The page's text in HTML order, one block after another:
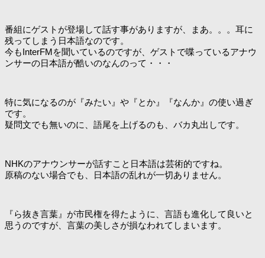
番組にゲストが登場して話す事がありますが、まあ。。。耳に
残ってしまう日本語なのです。
今もInterFMを聞いているのですが、ゲストで喋っているアナウ
ンサーの日本語が酷いのなんのって・・・
特に気になるのが『みたい』や『とか』『なんか』の使い過ぎ
です。
疑問文でも無いのに、語尾を上げるのも、バカ丸出しです。
NHKのアナウンサーが話すこと日本語は芸術的ですね。
原稿のない場合でも、日本語の乱れが一切ありません。
『ら抜き言葉』が市民権を得たように、言語も進化して良いと
思うのですが、言葉の美しさが損なわれてしまいます。